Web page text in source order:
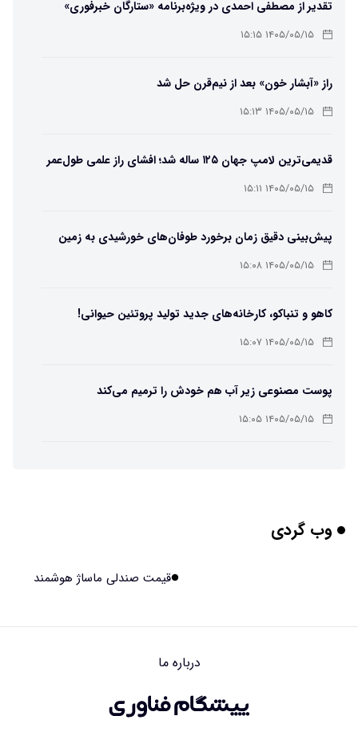
تقدیر از مصطفی احمدی در ویژه‌برنامه «ستارگان خبرفوری»
۱۴۰۵/۰۵/۱۵ ۱۵:۱۵
راز «آبشار خون» بعد از نیم‌قرن حل شد
۱۴۰۵/۰۵/۱۵ ۱۵:۱۳
قدیمی‌ترین لامپ جهان ۱۲۵ ساله شد؛ افشای راز علمی طول‌عمر
لامپ سنتنیال
۱۴۰۵/۰۵/۱۵ ۱۵:۱۱
پیش‌بینی دقیق زمان برخورد طوفان‌های خورشیدی به زمین
ممکن شد
۱۴۰۵/۰۵/۱۵ ۱۵:۰۸
کاهو و تنباکو، کارخانه‌های جدید تولید پروتئین حیوانی!
۱۴۰۵/۰۵/۱۵ ۱۵:۰۷
پوست مصنوعی زیر آب هم خودش را ترمیم می‌کند
۱۴۰۵/۰۵/۱۵ ۱۵:۰۵
برنج فضایی چین به مرحله برداشت رسید
ایرانی‌ها چقدر از هوش مصنوعی استفاده می‌کنند؟
وب گردی
قیمت صندلی ماساژ هوشمند
درباره ما